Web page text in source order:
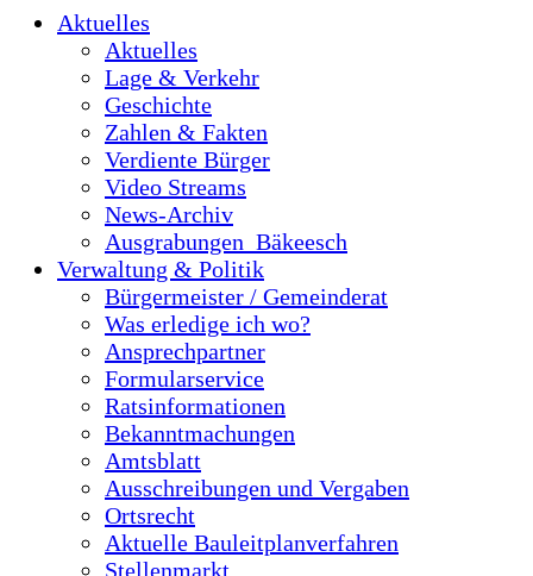
Aktuelles
Aktuelles
Lage & Verkehr
Geschichte
Zahlen & Fakten
Verdiente Bürger
Video Streams
News-Archiv
Ausgrabungen_Bäkeesch
Verwaltung & Politik
Bürgermeister / Gemeinderat
Was erledige ich wo?
Ansprechpartner
Formularservice
Ratsinformationen
Bekanntmachungen
Amtsblatt
Ausschreibungen und Vergaben
Ortsrecht
Aktuelle Bauleitplanverfahren
Stellenmarkt